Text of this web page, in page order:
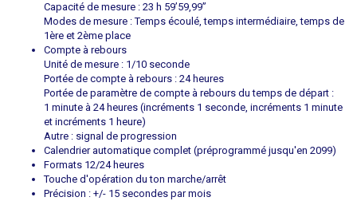
Capacité de mesure : 23 h 59’59,99”
Modes de mesure : Temps écoulé, temps intermédiaire, temps de
1ère et 2ème place
Compte à rebours
Unité de mesure : 1/10 seconde
Portée de compte à rebours : 24 heures
Portée de paramètre de compte à rebours du temps de départ :
1 minute à 24 heures (incréments 1 seconde, incréments 1 minute
et incréments 1 heure)
Autre : signal de progression
Calendrier automatique complet (préprogrammé jusqu'en 2099)
Formats 12/24 heures
Touche d'opération du ton marche/arrêt
Précision : +/- 15 secondes par mois